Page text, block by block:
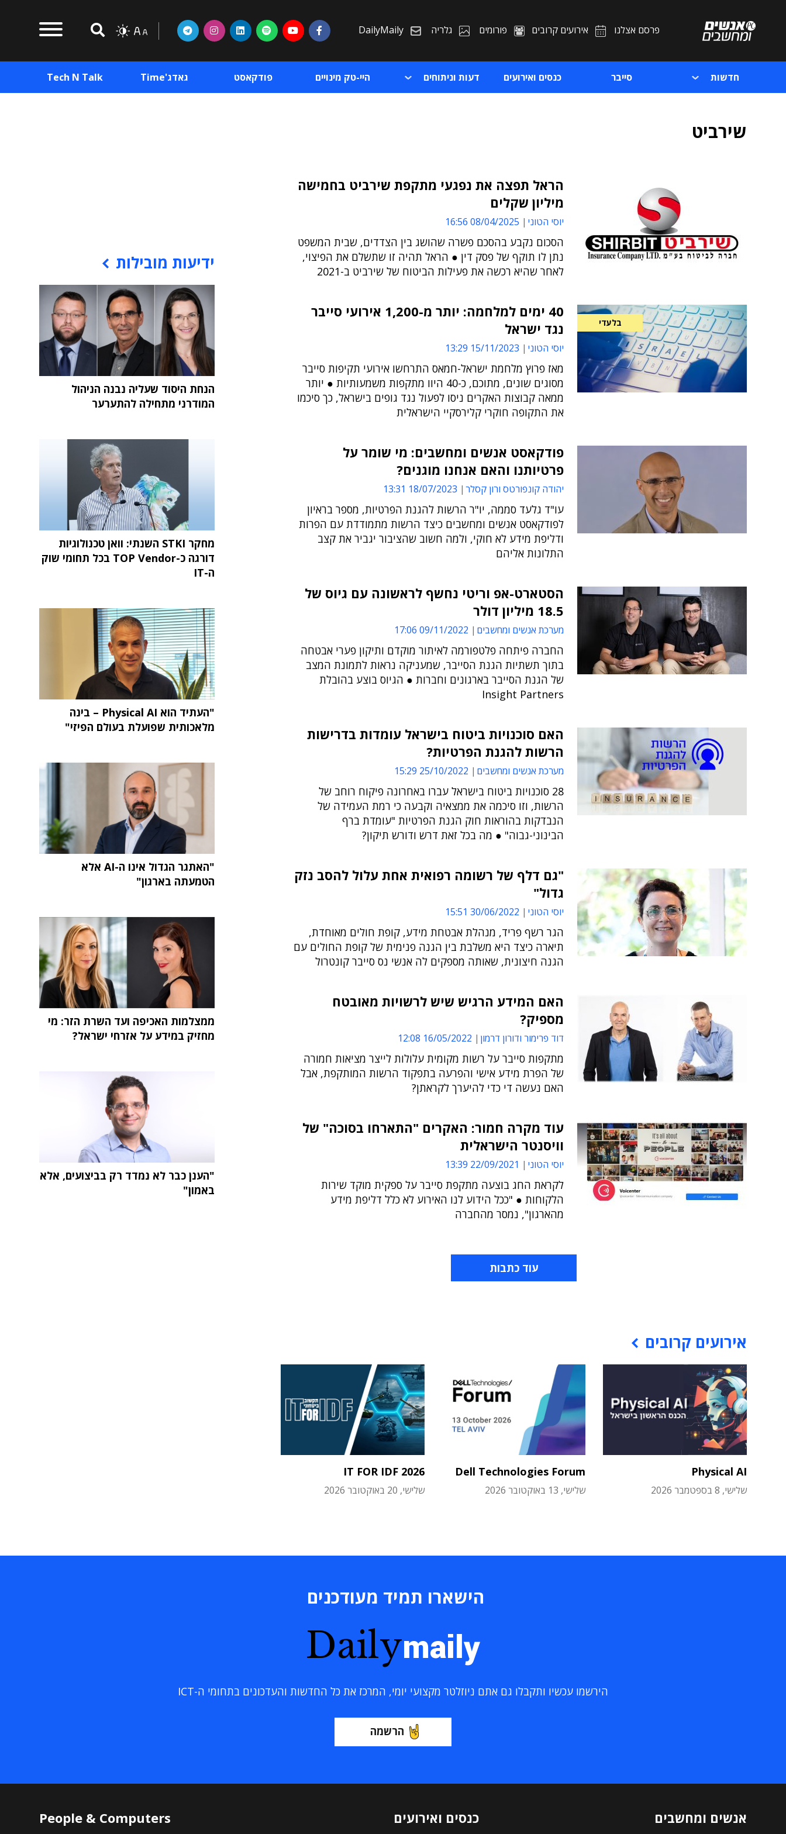
פרסם אצלנו אירועים קרובים פורומים גלריה DailyMaily
חדשות סייבר כנסים ואירועים דעות וניתוחים היי-טק מינויים פודקאסט גאדג'Time Tech N Talk
שירביט
הראל תפצה את נפגעי מתקפת שירביט בחמישה
מיליון שקלים
יוסי הטוני 08/04/2025 16:56
הסכום נקבע בהסכם פשרה שהושג בין הצדדים, שבית המשפט
נתן לו תוקף של פסק דין ● הראל תהיה זו שתשלם את הפיצוי,
לאחר שהיא רכשה את פעילות הביטוח של שירביט ב-2021
בלעדי
40 ימים למלחמה: יותר מ-1,200 אירועי סייבר
נגד ישראל
יוסי הטוני 15/11/2023 13:29
מאז פרוץ מלחמת ישראל-חמאס התרחשו אירועי תקיפות סייבר
מסוגים שונים, מתוכם, כ-40 היוו מתקפות משמעותיות ● יותר
ממאה קבוצות האקרים ניסו לפעול נגד גופים בישראל, כך סיכמו
את התקופה חוקרי קלירסקיי הישראלית
פודקאסט אנשים ומחשבים: מי שומר על
פרטיותנו והאם אנחנו מוגנים?
יהודה קונפורטס ורון קסלר 18/07/2023 13:31
עו"ד גלעד סממה, יו"ר הרשות להגנת הפרטיות, מספר בראיון
לפודקאסט אנשים ומחשבים כיצד הרשות מתמודדת עם הפרות
ודליפת מידע לא חוקי, ולמה חשוב שהציבור יגביר את קצב
התלונות אליהם
הסטארט-אפ וריטי נחשף לראשונה עם גיוס של
18.5 מיליון דולר
מערכת אנשים ומחשבים 09/11/2022 17:06
החברה פיתחה פלטפורמה לאיתור מוקדם ותיקון פערי אבטחה
בתוך תשתיות הגנת הסייבר, שמעניקה נראות לתמונת המצב
של הגנת הסייבר בארגונים וחברות ● הגיוס בוצע בהובלת
Insight Partners
האם סוכנויות ביטוח בישראל עומדות בדרישות
הרשות להגנת הפרטיות?
מערכת אנשים ומחשבים 25/10/2022 15:29
28 סוכנויות ביטוח בישראל עברו באחרונה פיקוח רוחב של
הרשות, וזו סיכמה את ממצאיה וקבעה כי רמת העמידה של
הנבדקות בהוראות חוק הגנת הפרטיות "עומדת ברף
הבינוני-גבוה" ● מה בכל זאת דרש ודורש תיקון?
"גם דלף של רשומה רפואית אחת עלול להסב נזק
גדול"
יוסי הטוני 30/06/2022 15:51
הגר רשף פריד, מנהלת אבטחת מידע, קופת חולים מאוחדת,
תיארה כיצד היא משלבת בין הגנה פנימית של קופת החולים עם
הגנה חיצונית, שאותה מספקים לה אנשי נס סייבר קונטרול
האם המידע הרגיש שיש לרשויות מאובטח
מספיק?
דוד פרימור ודורון דרמון 16/05/2022 12:08
מתקפות סייבר על רשות מקומית עלולות לייצר מציאות חמורה
של הפרת מידע אישי והפרעה בתפקוד הרשות המותקפת, אבל
האם נעשה די כדי להיערך לקראתן?
עוד מקרה חמור: האקרים "התארחו בסוכה" של
וויסנטר הישראלית
יוסי הטוני 22/09/2021 13:39
לקראת החג בוצעה מתקפת סייבר על ספקית מוקד שירות
הלקוחות ● "ככל הידוע לנו האירוע לא כלל דליפת מידע
מהארגון", נמסר מהחברה
עוד כתבות
אירועים קרובים
Physical AI
שלישי, 8 בספטמבר 2026
Dell Technologies Forum
שלישי, 13 באוקטובר 2026
IT FOR IDF 2026
שלישי, 20 באוקטובר 2026
ידיעות מובילות
הנחת היסוד שעליה נבנה הניהול
המודרני מתחילה להתערער
מחקר STKI השנתי: וואן טכנולוגיות
דורגה כ-TOP Vendor בכל תחומי שוק
ה-IT
"העתיד הוא Physical AI – בינה
מלאכותית שפועלת בעולם הפיזי"
"האתגר הגדול אינו ה-AI אלא
הטמעתה בארגון"
ממצלמות האכיפה ועד השרת הזר: מי
מחזיק במידע על אזרחי ישראל?
"הענן כבר לא נמדד רק בביצועים, אלא
באמון"
הישארו תמיד מעודכנים
Dailymaily
הירשמו עכשיו ותקבלו גם אתם ניוזלטר מקצועי יומי, המרכז את כל החדשות והעדכונים בתחומי ה-ICT
הרשמה
אנשים ומחשבים כנסים ואירועים People & Computers